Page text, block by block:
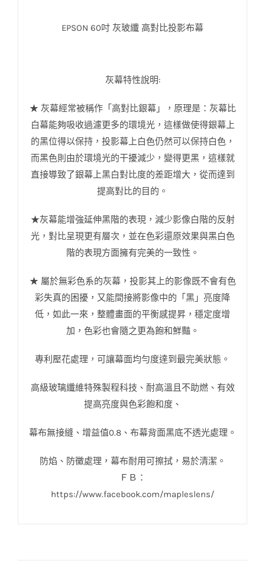
EPSON 60吋 灰玻纖 高對比投影布幕
灰幕特性說明:
★ 灰幕經常被稱作「高對比銀幕」，原理是：灰幕比
白幕能夠吸收過濾更多的環境光，這樣做使得銀幕上
的黑位得以保持，投影幕上白色仍然可以保持白色，
而黑色則由於環境光的干擾減少，變得更黑，這樣就
直接導致了銀幕上黑白對比度的差距增大，從而達到
提高對比的目的。
★灰幕能增強延伸黑階的表現，減少影像白階的反射
光，對比呈現更有層次，並在色彩還原效果與黑白色
階的表現方面擁有完美的一致性。
★ 屬於無彩色系的灰幕，投影其上的影像既不會有色
彩失真的困擾，又能間接將影像中的「黑」亮度降
低，如此一來，整體畫面的平衡感提昇，穩定度增
加，色彩也會隨之更為飽和鮮豔。
專利 壓花處理 ，可讓幕面均勻度達到最完美狀態。
高級玻璃纖維特殊製程科技、耐高溫且不助燃、有效
提高亮度與色彩飽和度、
幕布無接縫、增益值0.8、 布幕背面黑底不透光處理。
防焰、防黴處理，幕布耐用可擦拭，易於清潔。
ＦＢ：
https://www.facebook.com/mapleslens/